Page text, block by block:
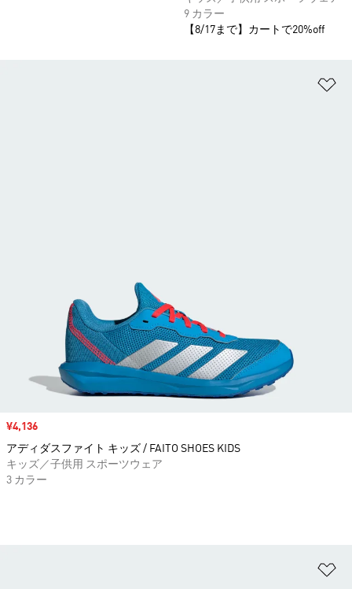
9 カラー
【8/17まで】カートで20%off
セール価格
¥4,136
アディダスファイト キッズ / FAITO SHOES KIDS
キッズ／子供用 スポーツウェア
3 カラー